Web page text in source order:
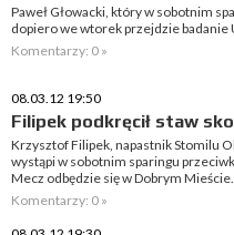
Paweł Głowacki, który w sobotnim
dopiero we wtorek przejdzie badanie
Komentarzy: 0 »
08.03.12 19:50
Filipek podkręcił staw
Krzysztof Filipek, napastnik Stomilu
wystąpi w sobotnim sparingu
Mecz odbędzie się w Dobrym Mieście.
Komentarzy: 0 »